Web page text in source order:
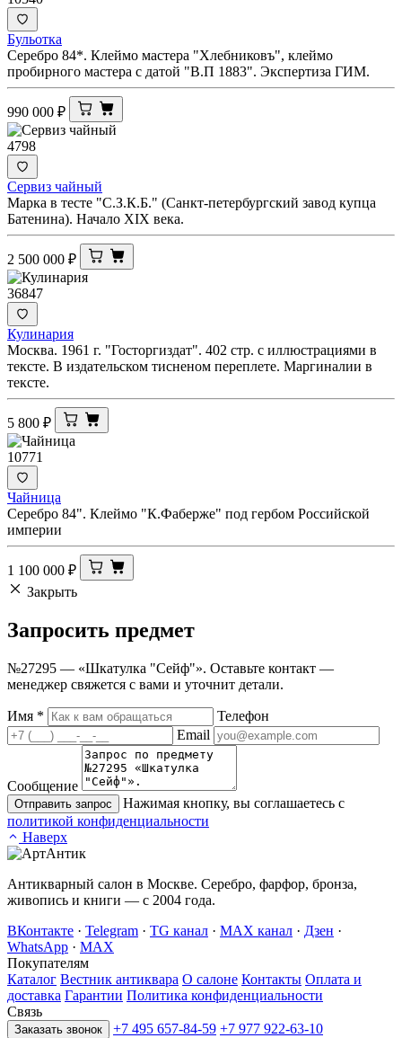
Бульотка
Серебро 84*. Клеймо мастера "Хлебниковъ", клеймо
пробирного мастера с датой "В.П 1883". Экспертиза ГИМ.
990 000 ₽
4798
Сервиз чайный
Марка в тесте "С.З.К.Б." (Санкт-петербургский завод купца
Батенина). Начало XIX века.
2 500 000 ₽
36847
Кулинария
Москва. 1961 г. "Госторгиздат". 402 стр. с иллюстрациями в
тексте. В издательском тисненом переплете. Маргиналии в
тексте.
5 800 ₽
10771
Чайница
Серебро 84". Клеймо "К.Фаберже" под гербом Российской
империи
1 100 000 ₽
Закрыть
Запросить предмет
№27295 — «Шкатулка "Сейф"». Оставьте контакт —
менеджер свяжется с вами и уточнит детали.
Имя *
Телефон
Email
Сообщение
Отправить запрос
Нажимая кнопку, вы соглашаетесь с
политикой конфиденциальности
Наверх
Антикварный салон в Москве. Серебро, фарфор, бронза,
живопись и книги — с 2004 года.
ВКонтакте · Telegram · TG канал · MAX канал · Дзен ·
WhatsApp · MAX
Покупателям
Каталог Вестник антиквара О салоне Контакты Оплата и
доставка Гарантии Политика конфиденциальности
Связь
Заказать звонок +7 495 657-84-59 +7 977 922-63-10